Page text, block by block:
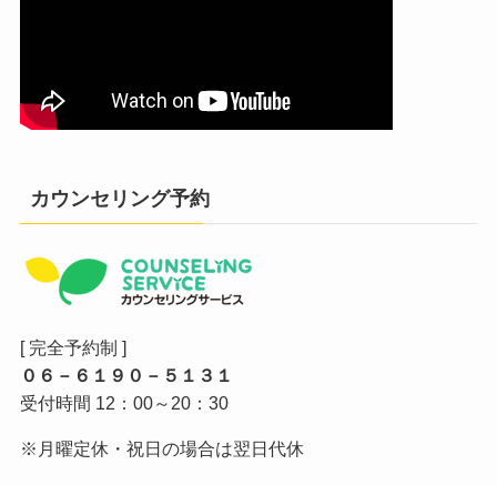
カウンセリング予約
[ 完全予約制 ]
０６－６１９０－５１３１
受付時間 12：00～20：30
※月曜定休・祝日の場合は翌日代休